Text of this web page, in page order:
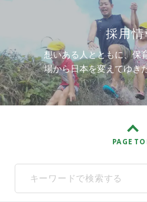
採用情
想いある人とともに、保
場から日本を変えてゆき
PAGE
When autocomplete results are